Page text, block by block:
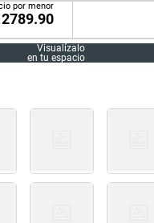
por menor
2789.90
Visualízalo
en tu espacio